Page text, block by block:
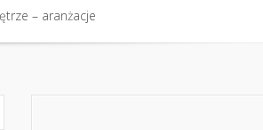
Komfort cieplny
– aranżacje